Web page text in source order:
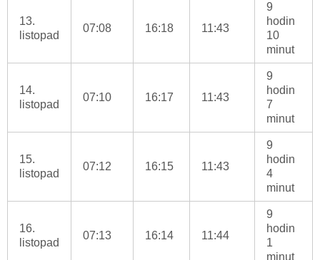
13.
listopad
07:08 16:18 11:43
9
hodin
10
minut
14.
listopad
07:10 16:17 11:43
9
hodin
7
minut
15.
listopad
07:12 16:15 11:43
9
hodin
4
minut
16.
listopad
07:13 16:14 11:44
9
hodin
1
minut